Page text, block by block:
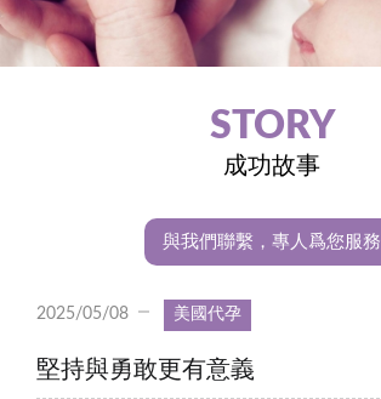
STORY
成功故事
與我們聯繫，專人爲您服務
2025/05/08 美國代孕
堅持與勇敢更有意義